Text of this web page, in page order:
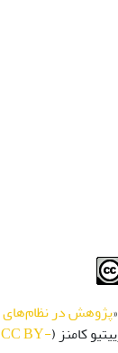
پژوهش در نظام‌های
کامنز (CC BY-